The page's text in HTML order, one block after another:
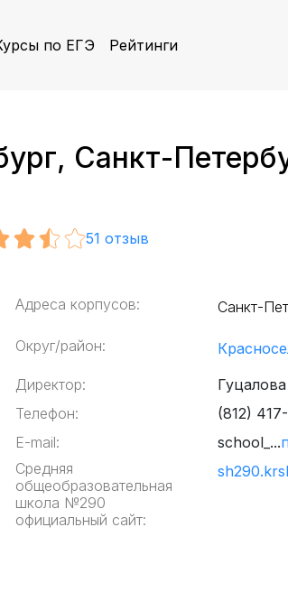
по ЕГЭ Рейтинги
Санкт-
51 отзыв
Адреса корпусов: Санкт-
Округ/район:
Директор:
Телефон:
(812)
E-mail:
school_...
Средняя
общеобразовательная
школа №290
официальный сайт: